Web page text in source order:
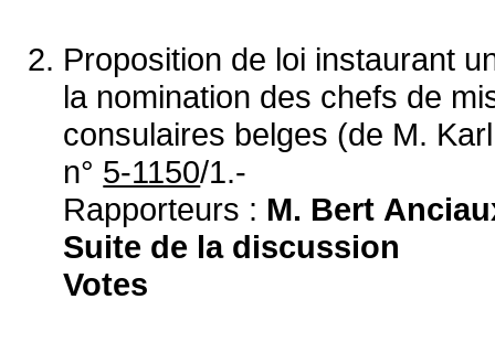
Proposition de loi instaurant
la nomination des chefs de
consulaires belges (de M.
n° 5-1150/1.-
Rapporteurs : M. Bert
Suite de la discussion
Votes